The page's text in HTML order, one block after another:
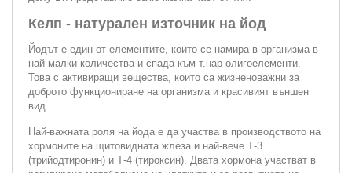
Келп - натурален източник на йод
Йодът е един от елементите, които се намира в организма в
най-малки количества и спада към т.нар олигоелементи.
Това с активиращи вещества, които са жизненоважни за
доброто функциониране на организма и красивият външен
вид.
Най-важната роля на йода е да участва в производството на
хормоните на щитовидната жлеза и най-вече Т-3
(трийодтиронин) и Т-4 (тироксин). Двата хормона участват в